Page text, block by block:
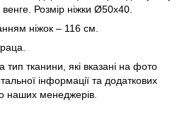
венге. Розмір ніжки Ø50х40.
ніжок – 116 см.
тип тканини, які вказані на фото
інформації та додаткових
наших менеджерів.